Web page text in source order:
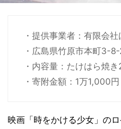
・提供事業者：有限会社
・広島県竹原市本町3-8-
・内容量：たけはら焼き
・寄附金額：1万1,000円
映画「時をかける少女」の